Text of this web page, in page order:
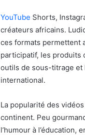
YouTube Shorts,
créateurs africains.
ces formats permettent
participatif, les produits
outils de sous-titrage et
international.
La popularité des
continent. Peu
l’humour à l’éducation,